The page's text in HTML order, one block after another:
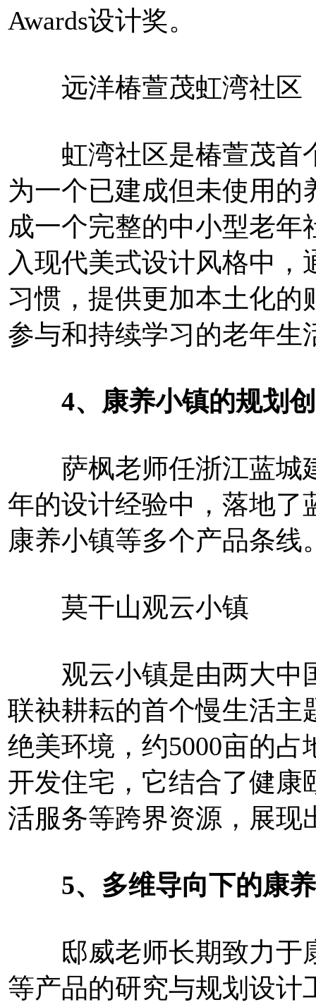
Awards设计奖。
远洋椿萱茂虹湾社区
虹湾社区是椿萱茂首
为一个已建成但未使用
成一个完整的中小型老
入现代美式设计风格中
习惯，提供更加本土化的
参与和持续学习的老年生
4、康养小镇的规划
萨枫老师任浙江蓝城
年的设计经验中，落地了
康养小镇等多个产品条线
莫干山观云小镇
观云小镇是由两大中
联袂耕耘的首个慢生活主
绝美环境，约5000亩的
开发住宅，它结合了健康
活服务等跨界资源，展现
5、多维导向下的康养
邸威老师长期致力于
等产品的研究与规划设计